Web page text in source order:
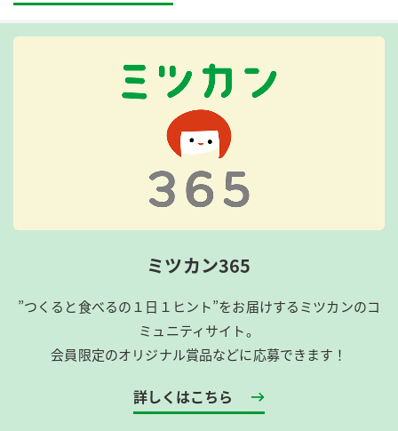
ミツカン365
”つくると食べるの１日１ヒント”をお届けするミツカンのコ
ミュニティサイト。
会員限定のオリジナル賞品などに応募できます！
詳しくはこちら